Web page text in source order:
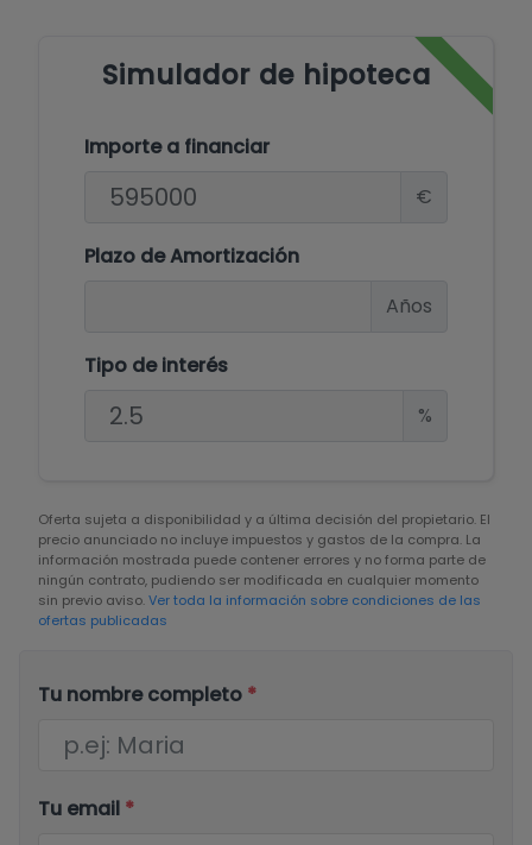
Simulador de hipoteca
Importe a financiar
€
Plazo de Amortización
Años
Tipo de interés
%
Oferta sujeta a disponibilidad y a última decisión del propietario. El
precio anunciado no incluye impuestos y gastos de la compra. La
información mostrada puede contener errores y no forma parte de
ningún contrato, pudiendo ser modificada en cualquier momento
sin previo aviso.Ver toda la información sobre condiciones de las
ofertas publicadas
Tu nombre completo *
Tu email *